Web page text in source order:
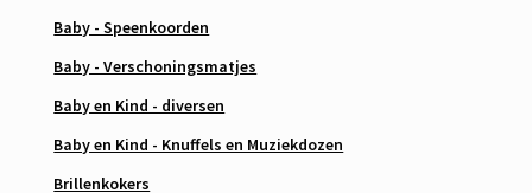
Baby - Speenkoorden
Baby - Verschoningsmatjes
Baby en Kind - diversen
Baby en Kind - Knuffels en Muziekdozen
Brillenkokers